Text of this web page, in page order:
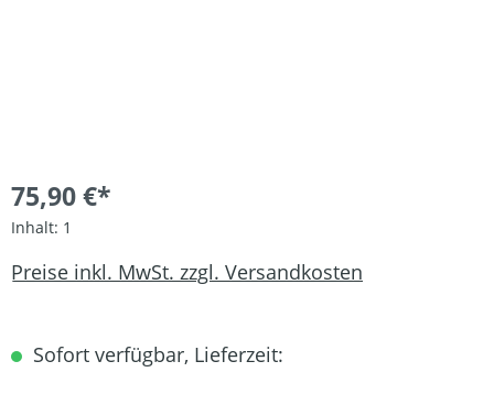
75,90 €*
Inhalt: 1
Preise inkl. MwSt. zzgl. Versandkosten
Sofort verfügbar, Lieferzeit: